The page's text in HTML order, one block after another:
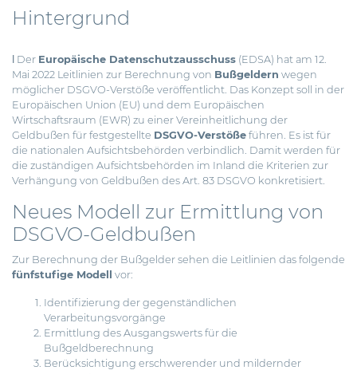
Hintergrund
ǀ Der Europäische Datenschutzausschuss (EDSA) hat am 12.
Mai 2022 Leitlinien zur Berechnung von Bußgeldern wegen
möglicher DSGVO-Verstöße veröffentlicht. Das Konzept soll in der
Europäischen Union (EU) und dem Europäischen
Wirtschaftsraum (EWR) zu einer Vereinheitlichung der
Geldbußen für festgestellte DSGVO-Verstöße führen. Es ist für
die nationalen Aufsichtsbehörden verbindlich. Damit werden für
die zuständigen Aufsichtsbehörden im Inland die Kriterien zur
Verhängung von Geldbußen des Art. 83 DSGVO konkretisiert.
Neues Modell zur Ermittlung von
DSGVO-Geldbußen
Zur Berechnung der Bußgelder sehen die Leitlinien das folgende
fünfstufige Modell
vor:
Identifizierung der gegenständlichen
Verarbeitungsvorgänge
Ermittlung des Ausgangswerts für die
Bußgeldberechnung
Berücksichtigung erschwerender und mildernder